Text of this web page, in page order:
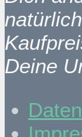
Deine